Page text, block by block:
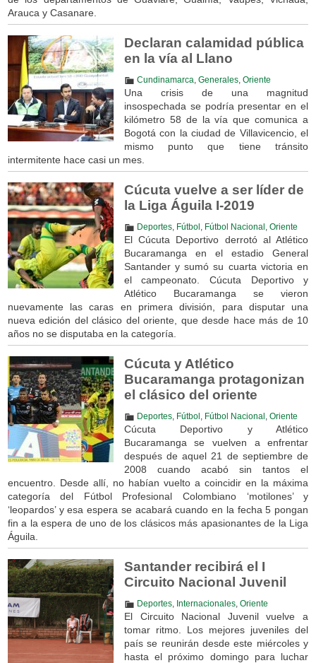
Arauca y Casanare.
Declaran calamidad pública
en la vía al Llano
Cundinamarca Generales, Oriente
Una crisis de una magnitud
insospechada se podría presentar en el
kilómetro 58 de la vía que comunica a
Bogotá con la ciudad de Villavicencio, el
mismo punto que tiene tránsito
intermitente hace casi un mes.
Cúcuta vuelve a ser líder de
la Liga Águila I-2019
Deportes, Fútbol Fútbol Nacional Oriente
El Cúcuta Deportivo derrotó al Atlético
Bucaramanga en el estadio General
Santander y sumó su cuarta victoria en
el campeonato. Cúcuta Deportivo y
Atlético Bucaramanga se vieron
nuevamente las caras en primera división, para disputar una
nueva edición del clásico del oriente, que desde hace más de 10
años no se disputaba en la categoría.
Cúcuta y Atlético
Bucaramanga protagonizan
el clásico del oriente
Deportes, Fútbol Fútbol Nacional Oriente
Cúcuta Deportivo y Atlético
Bucaramanga se vuelven a enfrentar
después de aquel 21 de septiembre de
2008 cuando acabó sin tantos el
encuentro. Desde allí, no habían vuelto a coincidir en la máxima
categoría del Fútbol Profesional Colombiano ‘motilones’ y
‘leopardos’ y esa espera se acabará cuando en la fecha 5 pongan
fin a la espera de uno de los clásicos más apasionantes de la Liga
Águila.
Santander recibirá el I
Circuito Nacional Juvenil
Deportes, Internacionales, Oriente
El Circuito Nacional Juvenil vuelve a
tomar ritmo. Los mejores juveniles del
país se reunirán desde este miércoles y
hasta el próximo domingo para luchar